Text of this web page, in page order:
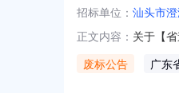
招标单位： 汕头市
正文内容： 关于【
废标公告 广东